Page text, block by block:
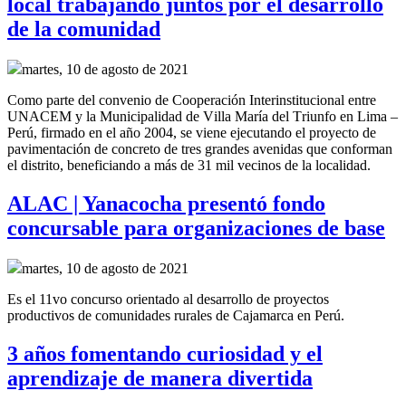
de la comunidad
martes, 10 de agosto de 2021
Como parte del convenio de Cooperación Interinstitucional entre
UNACEM y la Municipalidad de Villa María del Triunfo en Lima –
Perú, firmado en el año 2004, se viene ejecutando el proyecto de
pavimentación de concreto de tres grandes avenidas que conforman
el distrito, beneficiando a más de 31 mil vecinos de la localidad.
ALAC | Yanacocha presentó fondo
concursable para organizaciones de base
martes, 10 de agosto de 2021
Es el 11vo concurso orientado al desarrollo de proyectos
productivos de comunidades rurales de Cajamarca en Perú.
3 años fomentando curiosidad y el
aprendizaje de manera divertida